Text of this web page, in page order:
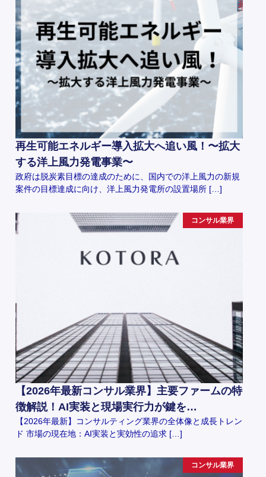
再生可能エネルギー導入拡大へ追い風！〜拡大
する洋上風力発電事業〜
政府は脱炭素目標の達成のために、国内での洋上風力の新規
案件の目標達成に向け、洋上風力発電所の設置場所 […]
コンサル業界
【2026年最新コンサル業界】主要ファームの特
徴解説！AI実装と現場実行力が鍵を…
【2026年最新】コンサルティング業界の全体像と成長トレン
ド 市場の現在地：AI実装と実効性の追求 […]
コンサル業界